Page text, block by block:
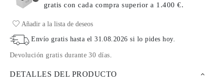
gratis con cada comprasuperior a 1.400 €.
Añadir a la lista de deseos
Envío gratis hasta el31.08.2026 si lo pides hoy.
Devolución gratis durante 30 días
DETALLES DEL PRODUCTO